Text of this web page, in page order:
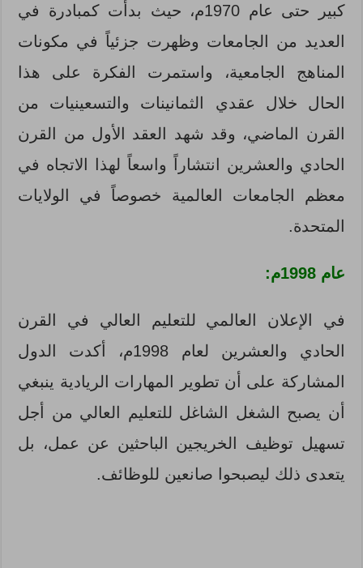
كبير حتى عام 1970م، حيث بدأت كمبادرة في
العديد من الجامعات وظهرت جزئياً في مكونات
المناهج الجامعية، واستمرت الفكرة على هذا
الحال خلال عقدي الثمانينات والتسعينيات من
القرن الماضي، وقد شهد العقد الأول من القرن
الحادي والعشرين انتشاراً واسعاً لهذا الاتجاه في
معظم الجامعات العالمية خصوصاً في الولايات
المتحدة.
عام 1998م:
في الإعلان العالمي للتعليم العالي في القرن
الحادي والعشرين لعام 1998م، أكدت الدول
المشاركة على أن تطوير المهارات الريادية ينبغي
أن يصبح الشغل الشاغل للتعليم العالي من أجل
تسهيل توظيف الخريجين الباحثين عن عمل، بل
يتعدى ذلك ليصبحوا صانعين للوظائف.